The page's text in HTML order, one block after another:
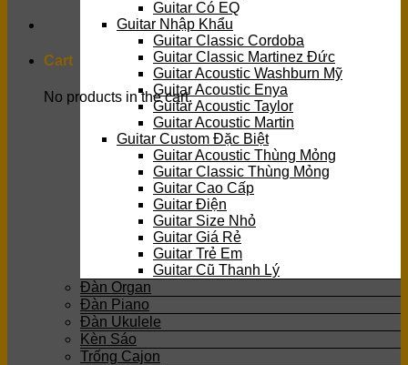
Cart
No products in the cart.
Guitar Có EQ
Guitar Nhập Khẩu
Guitar Classic Cordoba
Guitar Classic Martinez Đức
Guitar Acoustic Washburn Mỹ
Guitar Acoustic Enya
Guitar Acoustic Taylor
Guitar Acoustic Martin
Guitar Custom Đặc Biệt
Guitar Acoustic Thùng Mỏng
Guitar Classic Thùng Mỏng
Guitar Cao Cấp
Guitar Điện
Guitar Size Nhỏ
Guitar Giá Rẻ
Guitar Trẻ Em
Guitar Cũ Thanh Lý
Đàn Organ
Đàn Piano
Đàn Ukulele
Kèn Sáo
Trống Cajon